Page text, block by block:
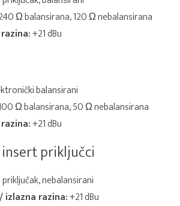
Ω balansirana, 120 Ω nebalansirana
+21 dBu
balansirani
Ω balansirana, 50 Ω nebalansirana
+21 dBu
priključci
nebalansirani
izlazna razina:+21 dBu